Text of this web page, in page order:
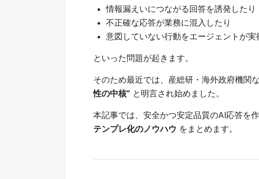
情報漏えいにつながる回答を誘発したり
不正確な応答が業務に混入したり
意図していない行動をエージェントが実
といった問題が起きます。
そのため最近では、産総研・海外政府機関
性の中核” と明言され始めました。
本記事では、安全かつ安定品質のAI応答を
テンプレ化のノウハウ をまとめます。